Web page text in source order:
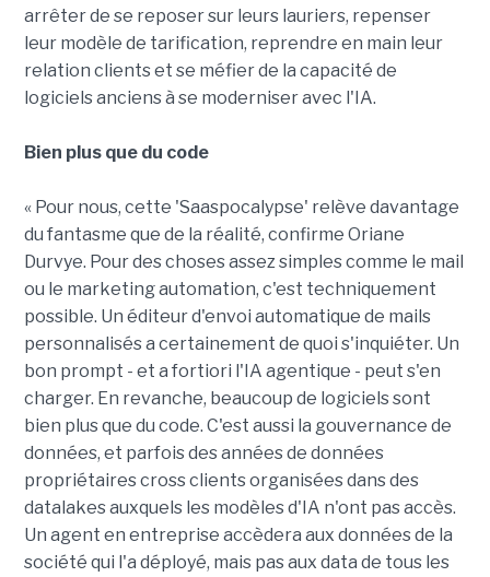
arrêter de se reposer sur leurs lauriers, repenser
leur modèle de tarification, reprendre en main leur
relation clients et se méfier de la capacité de
logiciels anciens à se moderniser avec l'IA.
Bien plus que du code
« Pour nous, cette 'Saaspocalypse' relève davantage
du fantasme que de la réalité, confirme Oriane
Durvye. Pour des choses assez simples comme le mail
ou le marketing automation, c'est techniquement
possible. Un éditeur d'envoi automatique de mails
personnalisés a certainement de quoi s'inquiéter. Un
bon prompt - et a fortiori l'IA agentique - peut s'en
charger. En revanche, beaucoup de logiciels sont
bien plus que du code. C'est aussi la gouvernance de
données, et parfois des années de données
propriétaires cross clients organisées dans des
datalakes auxquels les modèles d'IA n'ont pas accès.
Un agent en entreprise accèdera aux données de la
société qui l'a déployé, mais pas aux data de tous les